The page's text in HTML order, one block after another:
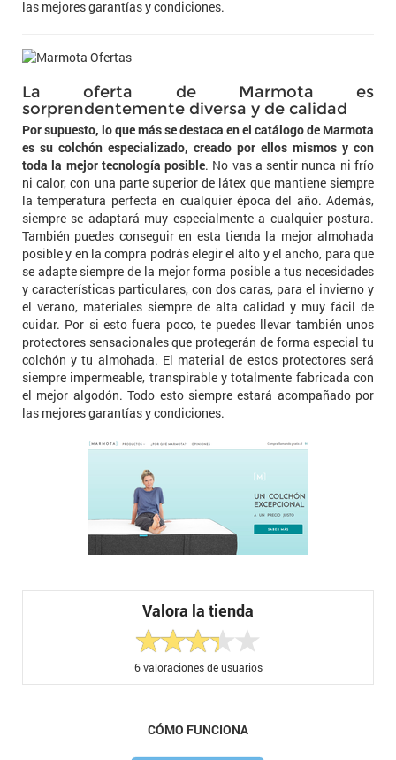
las mejores garantías y condiciones.
La oferta de Marmota es
sorprendentemente diversa y de calidad
Por supuesto, lo que más se destaca en el catálogo de Marmota
es su colchón especializado, creado por ellos mismos y con
toda la mejor tecnología posible. No vas a sentir nunca ni frío
ni calor, con una parte superior de látex que mantiene siempre
la temperatura perfecta en cualquier época del año. Además,
siempre se adaptará muy especialmente a cualquier postura.
También puedes conseguir en esta tienda la mejor almohada
posible y en la compra podrás elegir el alto y el ancho, para que
se adapte siempre de la mejor forma posible a tus necesidades
y características particulares, con dos caras, para el invierno y
el verano, materiales siempre de alta calidad y muy fácil de
cuidar. Por si esto fuera poco, te puedes llevar también unos
protectores sensacionales que protegerán de forma especial tu
colchón y tu almohada. El material de estos protectores será
siempre impermeable, transpirable y totalmente fabricada con
el mejor algodón. Todo esto siempre estará acompañado por
las mejores garantías y condiciones.
Valora la tienda
6valoraciones de usuarios
CÓMO FUNCIONA